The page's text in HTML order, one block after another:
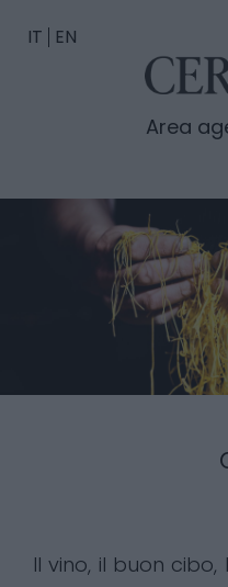
Area
IT EN
Il vino, il buon